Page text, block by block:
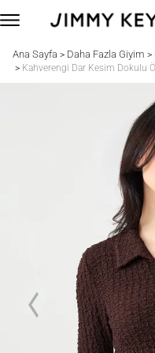
Ana Sayfa > Daha Fazla Giyim >
> Kahverengi Dar Kesim Dokulu